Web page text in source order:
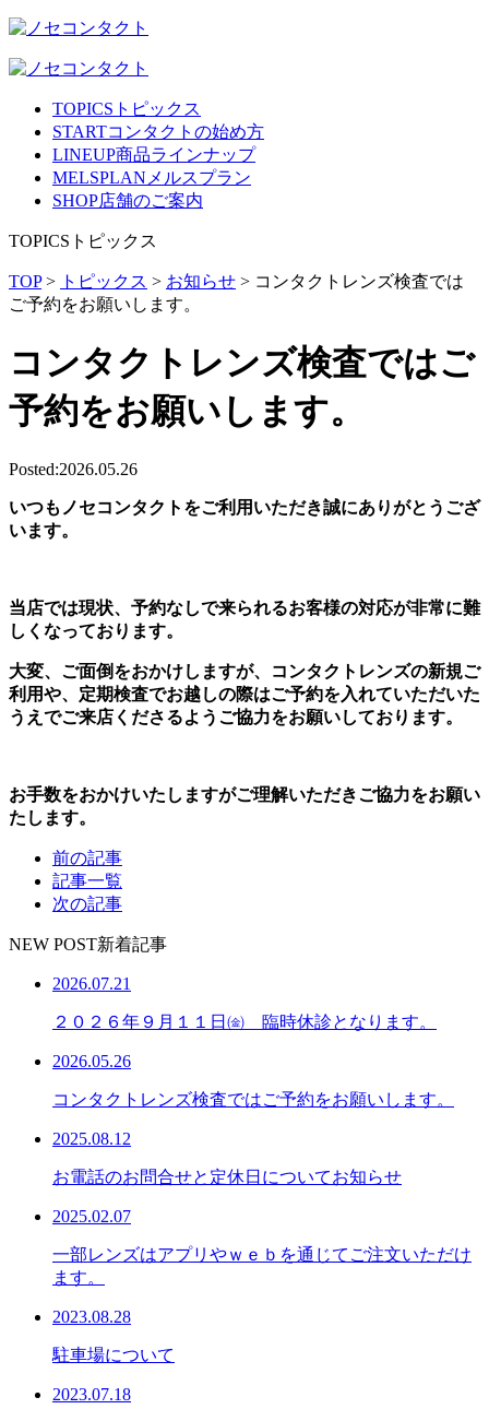
TOPICS トピックス
STARTコンタクトの始め方
LINEUP商品ラインナップ
MELSPLAN メルスプラン
SHOP店舗のご案内
TOPICS トピックス
TOP> トピックス > お知らせ > コンタクトレンズ検査では
ご予約をお願いします。
コンタクトレンズ検査ではご
予約をお願いします。
Posted:2026.05.26
いつもノセコンタクトをご利用いただき誠にありがとうござ
います。
当店では現状、予約なしで来られるお客様の対応が非常に難
しくなっております。
大変、ご面倒をおかけしますが、コンタクトレンズの新規ご
利用や、定期検査でお越しの際はご予約を入れていただいた
うえでご来店くださるようご協力をお願いしております。
お手数をおかけいたしますがご理解いただきご協力をお願い
たします。
前の記事
記事一覧
次の記事
NEW POST新着記事
2026.07.21
２０２６年９月１１日㈮ 臨時休診となります。
2026.05.26
コンタクトレンズ検査ではご予約をお願いします。
2025.08.12
お電話のお問合せと定休日についてお知らせ
2025.02.07
一部レンズはアプリやｗｅｂを通じてご注文いただけ
ます。
2023.08.28
駐車場について
2023.07.18